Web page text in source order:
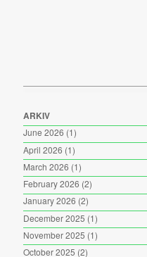
ARKIV
June 2026 (1)
April 2026 (1)
March 2026 (1)
February 2026 (2)
January 2026 (2)
December 2025 (1)
November 2025 (1)
October 2025 (2)